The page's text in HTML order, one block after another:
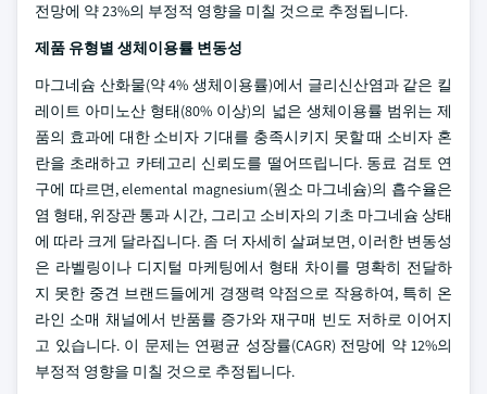
전망에 약 23%의 부정적 영향을 미칠 것으로 추정됩니다.
제품 유형별 생체이용률 변동성
마그네슘 산화물(약 4% 생체이용률)에서 글리신산염과 같은 킬
레이트 아미노산 형태(80% 이상)의 넓은 생체이용률 범위는 제
품의 효과에 대한 소비자 기대를 충족시키지 못할 때 소비자 혼
란을 초래하고 카테고리 신뢰도를 떨어뜨립니다. 동료 검토 연
구에 따르면, elemental magnesium(원소 마그네슘)의 흡수율은
염 형태, 위장관 통과 시간, 그리고 소비자의 기초 마그네슘 상태
에 따라 크게 달라집니다. 좀 더 자세히 살펴보면, 이러한 변동성
은 라벨링이나 디지털 마케팅에서 형태 차이를 명확히 전달하
지 못한 중견 브랜드들에게 경쟁력 약점으로 작용하여, 특히 온
라인 소매 채널에서 반품률 증가와 재구매 빈도 저하로 이어지
고 있습니다. 이 문제는 연평균 성장률(CAGR) 전망에 약 12%의
부정적 영향을 미칠 것으로 추정됩니다.